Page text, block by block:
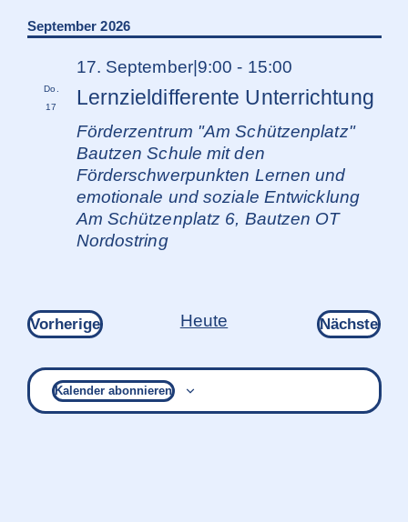
wählen.
September 2026
Do.
17
Lernzieldifferente Unterrichtung
17. September|9:00 - 15:00
Förderzentrum "Am Schützenplatz"
Bautzen Schule mit den
Förderschwerpunkten Lernen und
emotionale und soziale Entwicklung
Am Schützenplatz 6, Bautzen OT
Nordostring
VorherigeVeranstaltungen
Heute Nächste
Kalender abonnieren